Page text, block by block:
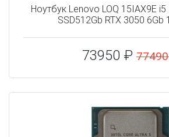
Ноутбук Lenovo LOQ 15IAX9E
SSD512Gb RTX 3050 6Gb
73950 ₽